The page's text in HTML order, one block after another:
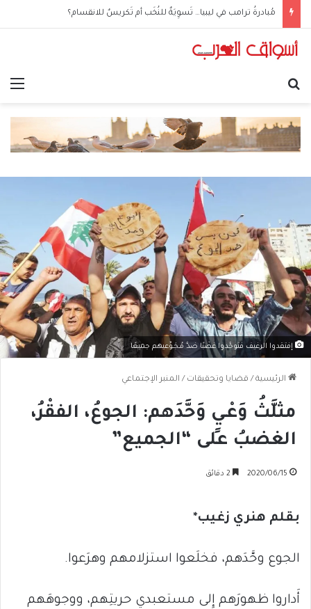
مُبادرةُ ترامب في ليبيا… تَسوِيَةٌ للنُخَب أم تَكريسٌ للانقسام؟
إفتقدوا الرغيف فتوحَّدوا غضَبًا ضدَّ مُـجَـوِّعيهم جميعًا
الرئيسية / قضايا وتحقيقات / المنبر الإجتماعي
مثلَّثُ وَعْـيٍ وَحَّدَهم: الجوعُ، الفقْرُ،
الغضبُ على “الجميع”
2020/06/15
بقلم هنري زغيب*
الجوع وحَّدَهم، فخلَعوا استزلامهم وهرَعوا.
أَداروا ظهورَهم إِلى مستعبدي حريتِهم، ووجوهَهم